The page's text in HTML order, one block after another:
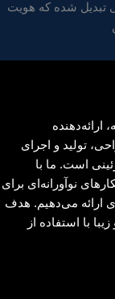
تبدیل شده که هویت
ارائه‌دهنده
تولید و اجرای
است. ما با
نوآورانه‌ای برای
ارائه می‌دهیم. هدف
با استفاده از